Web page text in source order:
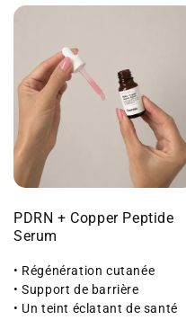
PDRN + Copper Peptide
Serum
• Régénération cutanée
• Support de barrière
• Un teint éclatant de santé